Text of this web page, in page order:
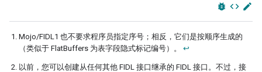
bug_report code edit
Mojo/FIDL1 也不要求程序员指定序号；相反，它们是按顺序生成的
（类似于 FlatBuffers 为表字段隐式标记编号）。 ↩
以前，您可以创建从任何其他 FIDL 接口继承的 FIDL 接口。不过，接